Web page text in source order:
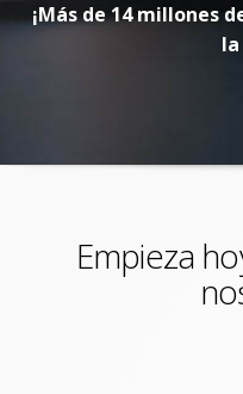
¡Más de 14 millones
Empieza